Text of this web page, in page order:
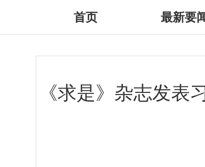
首页 最新要
《求是》杂志发表